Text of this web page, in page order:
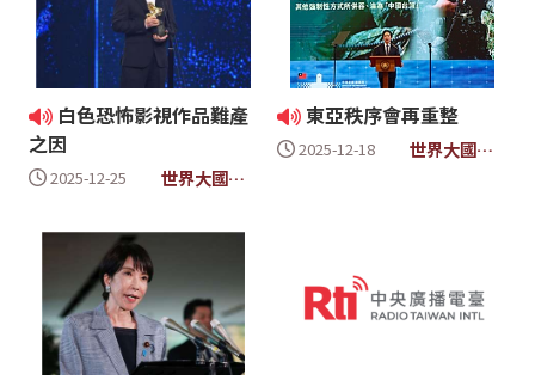
白色恐怖影視作品難產
之因
2025-12-25
世界大國民4
東亞秩序會再重整
2025-12-18
世界大國民4